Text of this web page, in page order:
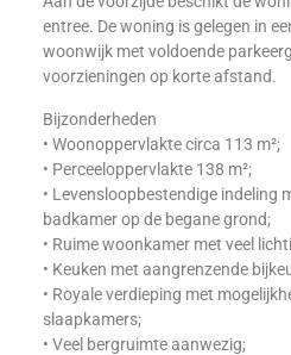
entree. De woning is gelegen in
woonwijk met voldoende
voorzieningen op korte afstand.
Bijzonderheden
• Woonoppervlakte circa 113 m²;
• Perceeloppervlakte 138 m²;
• Levensloopbestendige indeling
badkamer op de begane grond;
• Ruime woonkamer met veel
• Keuken met aangrenzende
• Royale verdieping met
slaapkamers;
• Veel bergruimte aanwezig;